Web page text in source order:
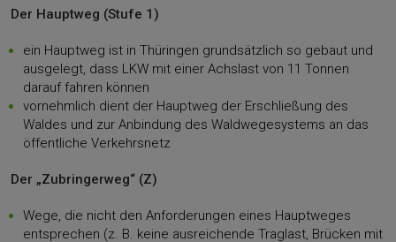
Der Hauptweg (Stufe 1)
ein Hauptweg ist in Thüringen grundsätzlich so gebaut und
ausgelegt, dass LKW mit einer Achslast von 11 Tonnen
darauf fahren können
vornehmlich dient der Hauptweg der Erschließung des
Waldes und zur Anbindung des Waldwegesystems an das
öffentliche Verkehrsnetz
Der „Zubringerweg“ (Z)
Wege, die nicht den Anforderungen eines Hauptweges
entsprechen (z. B. keine ausreichende Traglast, Brücken mit